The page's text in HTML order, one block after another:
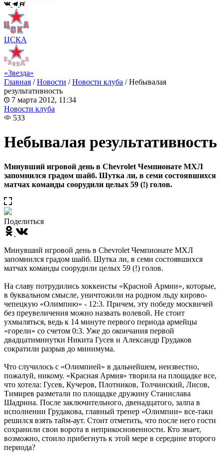
ЦСКА
«Звезда»
Главная /Новости /Новости клуба /Небывалая
результативность
7 марта 2012, 11:34
Новости клуба
533
Небывалая результативность
Минувший игровой день в Chevrolet Чемпионате МХЛ
запомнился градом шайб. Шутка ли, в семи состоявшихся
матчах команды соорудили целых 59 (!) голов.
Поделиться
Минувший игровой день в Chevrolet Чемпионате МХЛ
запомнился градом шайб. Шутка ли, в семи состоявшихся
матчах команды соорудили целых 59 (!) голов.
На славу потрудились хоккеисты «Красной Армии», которые,
в буквальном смысле, уничтожили на родном льду кирово-
чепецкую «Олимпию» - 12:3. Причем, эту победу москвичей
без преувеличения можно назвать волевой. Не стоит
ухмыляться, ведь к 14 минуте первого периода армейцы
«горели» со счетом 0:3. Уже до окончания первой
двадцатиминутки Никита Гусев и Александр Грудаков
сократили разрыв до минимума.
Что случилось с «Олимпией» в дальнейшем, неизвестно,
пожалуй, никому. «Красная Армия» творила на площадке все,
что хотела: Гусев, Кучеров, Плотников, Толчинский, Лисов,
Тимирев разметали по площадке дружину Станислава
Шадрина. После заключительного, двенадцатого, залпа в
исполнении Грудакова, главный тренер «Олимпии» все-таки
решился взять тайм-аут. Стоит отметить, что после него гости
сохранили свои ворота в неприкосновенности. Кто знает,
возможно, стоило прибегнуть к этой мере в середине второго
периода?